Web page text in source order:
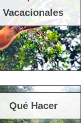
Vacacionales
Qué Hacer